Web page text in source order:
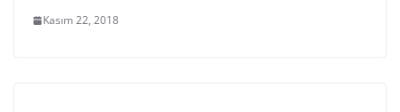
Kasım 22, 2018